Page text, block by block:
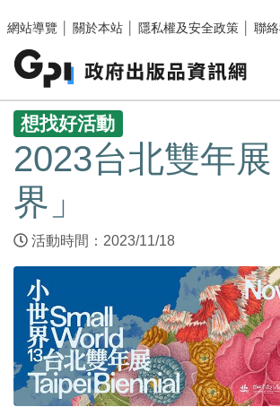
網站導覽
關於本站 隱私權及安全政策 聯
:::
想找好活動
2023台北雙年
界」
活動時間：2023/11/18